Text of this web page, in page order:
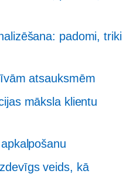
padomi, triki
atsauksmēm
māksla klientu
veids, kā